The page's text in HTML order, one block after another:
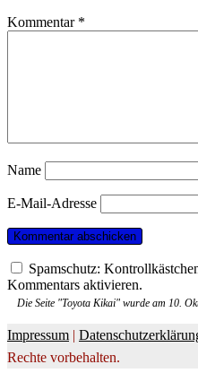
Kommentar *
Name
E-Mail-Adresse
Spamschutz:
Kommentars aktivieren.
Die Seite "Toyota Kikai" wurde am 10.
Impressum |
Rechte vorbehalten.